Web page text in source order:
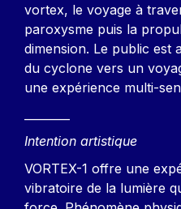
vortex, le voyage à
paroxysme puis la
dimension. Le public est
du cyclone vers un
une expérience multi-
Intention artistique
VORTEX-1 offre une
vibratoire de la lumière